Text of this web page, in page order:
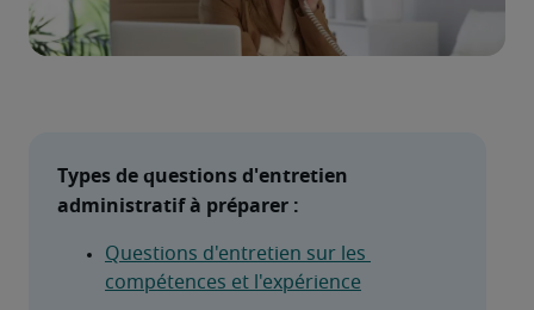
Types de questions d'entretien
administratif à préparer :
Questions d'entretien sur les
compétences et l'expérience